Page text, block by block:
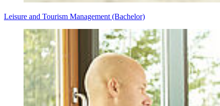
Leisure and Tourism Management (Bachelor)